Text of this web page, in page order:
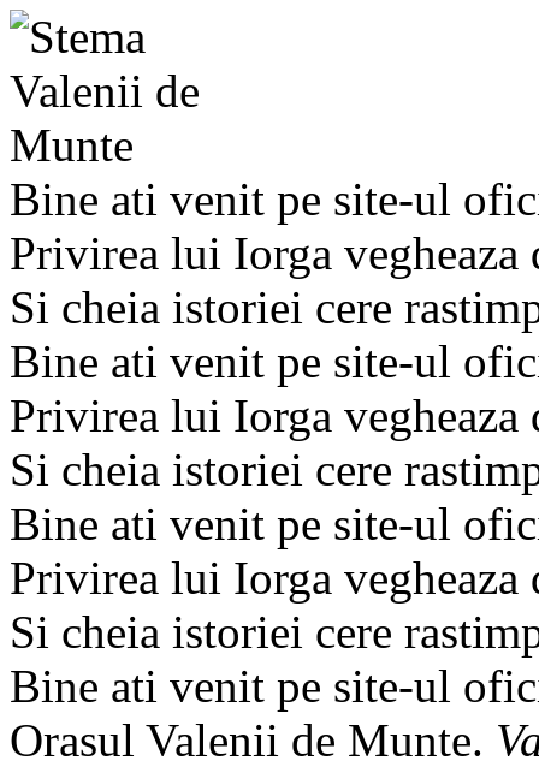
Bine ati venit pe site-ul
Privirea lui Iorga
Si cheia istoriei cere
Bine ati venit pe site-ul
Privirea lui Iorga
Si cheia istoriei cere
Bine ati venit pe site-ul
Privirea lui Iorga
Si cheia istoriei cere
Bine ati venit pe site-ul
Orasul Valenii de Munte.